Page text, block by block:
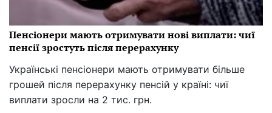
Пенсіонери мають отримувати нові виплати: чиї
пенсії зростуть після перерахунку
Українські пенсіонери мають отримувати більше
грошей після перерахунку пенсій у країні: чиї
виплати зросли на 2 тис. грн.